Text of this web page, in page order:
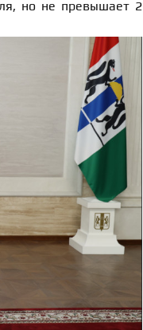
но не превышает 2